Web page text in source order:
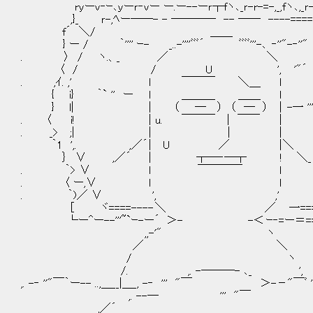
ryーｖ‐ｰ､ｙーｒ‐vー ー.ー--ーｒ┬fヽ､_ｒ-r-=-,_,fヽ､,_ｒ
,}_ ｒ-,ﾍー――- - ―――― -- ―― ----
f´ ＼/ ＿＿ ∧
} ー / ｀'''' ｰ- _..-''''ﾞﾞﾞ´ ﾞﾞﾞﾞ'''-､ ‐''"-
. 〉 / ヽ.、_ ／ ＼
〈 / / U ', '"´ . ∧
. ,ｲ. ,' l ￣￣￣ ＼＿ l ', { γ
{ i} ｀` '' ー l ＿＿＿ ＿＿ l
} l| | （ ― ） （ ― ） | -一 '''"~. |!
. 〈 i! | u. ￣￣￣ ｜ ￣￣
. _> ;| | | | |!.
｀1 ',. ,／´ | U ／ | ＼
｝ ∨ ,／´ | ┬─‐─┬ ! ＼_ / 〉
. ｀> ∨ ｌ ￣￣￣￣ l
. 〈 ー,∨ l l / ＼〈_ 乂
. ｀)／ ∨ ', ,' /
[ ヾ====---- ＼ ／ 一=====
└ー^ー--'''~`ｰ-ー´ ＞- -＜ ｰ‐=ー＝==
,,-'" ヽ
／ ＼
/ ヽ
/. ,. -───- ､_ ',
,. -‐ ''"￣｀ー-- ..,＿__|＿_, -‐ ''' "￣ ＞-－"￣ﾞ '''
,. --─ ''' "￣
,／´ ,. -───-